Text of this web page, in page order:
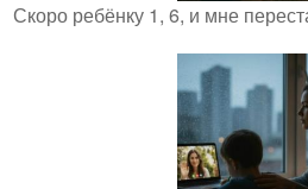
Скоро ребёнку 1, 6, и мне